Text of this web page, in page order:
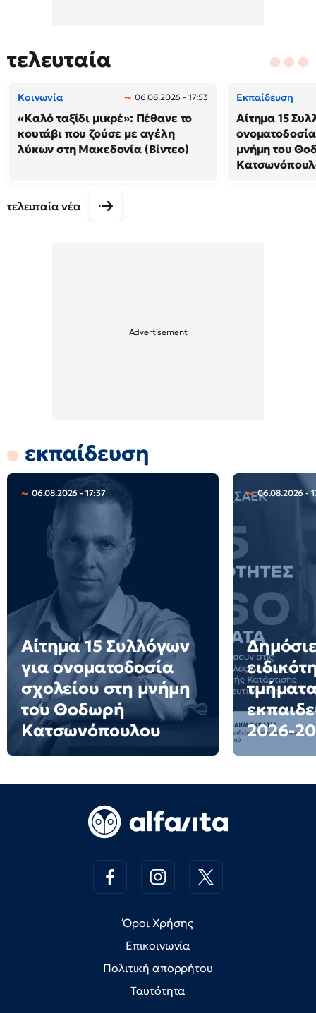
τελευταία
Κοινωνία 06.08.2026 - 17:53
«Καλό ταξίδι μικρέ»: Πέθανε το
κουτάβι που ζούσε με αγέλη
λύκων στη Μακεδονία (Βίντεο)
Εκπαίδευση
Αίτημα 15
μνήμη του
τελευταία νέα
εκπαίδευση
06.08.2026 - 17:37
Αίτημα 15 Συλλόγων
για ονοματοδοσία
σχολείου στη μνήμη
του Θοδωρή
Κατσωνόπουλου
06.08.2026 -
2026-
Όροι Χρήσης
Επικοινωνία
Πολιτική απορρήτου
Ταυτότητα